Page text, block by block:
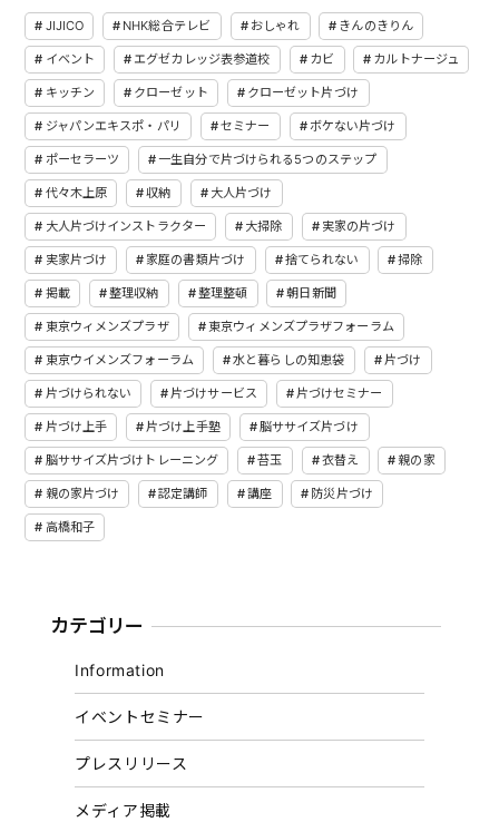
JIJICO NHK総合テレビ おしゃれ きんのきりん
イベント エグゼカレッジ表参道校 カビ カルトナージュ
キッチン クローゼット クローゼット片づけ
ジャパンエキスポ・パリ セミナー ボケない片づけ
ポーセラーツ 一生自分で片づけられる5つのステップ
代々木上原 収納 大人片づけ
大人片づけインストラクター 大掃除 実家の片づけ
実家片づけ 家庭の書類片づけ 捨てられない 掃除
掲載 整理収納 整理整頓 朝日新聞
東京ウィメンズプラザ 東京ウィメンズプラザフォーラム
東京ウイメンズフォーラム 水と暮らしの知恵袋 片づけ
片づけられない 片づけサービス 片づけセミナー
片づけ上手 片づけ上手塾 脳ササイズ片づけ
脳ササイズ片づけトレーニング 苔玉 衣替え 親の家
親の家片づけ 認定講師 講座 防災片づけ
高橋和子
カテゴリー
Information
イベントセミナー
プレスリリース
メディア掲載